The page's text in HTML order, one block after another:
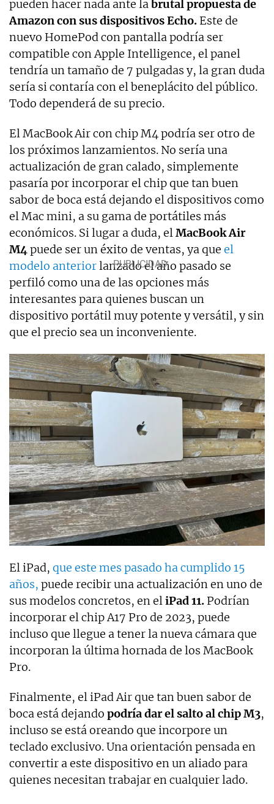
pueden hacer nada ante la brutal propuesta de
Amazon con sus dispositivos Echo. Este de
nuevo HomePod con pantalla podría ser
compatible con Apple Intelligence, el panel
tendría un tamaño de 7 pulgadas y, la gran duda
sería si contaría con el beneplácito del público.
Todo dependerá de su precio.
El MacBook Air con chip M4 podría ser otro de
los próximos lanzamientos. No sería una
actualización de gran calado, simplemente
pasaría por incorporar el chip que tan buen
sabor de boca está dejando el dispositivos como
el Mac mini, a su gama de portátiles más
económicos. Si lugar a duda, el MacBook Air
M4 puede ser un éxito de ventas, ya que el
modelo anteriorlanzado el año pasado se
perfiló como una de las opciones más
interesantes para quienes buscan un
dispositivo portátil muy potente y versátil, y sin
que el precio sea un inconveniente.
El iPad, que este mes pasado ha cumplido 15
años, puede recibir una actualización en uno de
sus modelos concretos, en eliPad 11. Podrían
incorporar el chip A17 Pro de 2023, puede
incluso que llegue a tener la nueva cámara que
incorporan la última hornada de los MacBook
Pro.
Finalmente, el iPad Air que tan buen sabor de
boca está dejando podría dar el salto al chip M3,
incluso se está oreando que incorpore un
teclado exclusivo. Una orientación pensada en
convertir a este dispositivo en un aliado para
quienes necesitan trabajar en cualquier lado.